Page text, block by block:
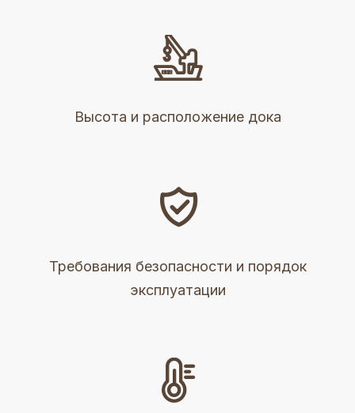

Высота и расположение дока

Требования безопасности и порядок
эксплуатации
